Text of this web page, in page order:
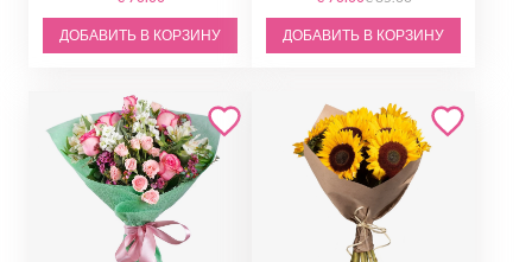
ДОБАВИТЬ В КОРЗИНУ ДОБАВИТЬ В КОРЗИНУ